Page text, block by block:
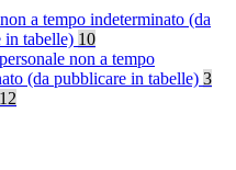
a tempo indeterminato (da
in tabelle) 10
non a tempo
(da pubblicare in tabelle) 3
12